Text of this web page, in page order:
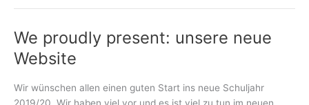
Der
Plan
We proudly present: unsere neue
Website
Wir wünschen allen einen guten Start ins neue Schuljahr